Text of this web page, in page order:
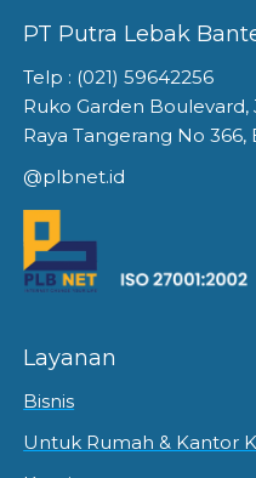
PT Putra Lebak
Telp : (021) 59642256
Ruko Garden Boulevard,
Raya Tangerang No 366,
@plbnet.id
Layanan
Bisnis
Untuk Rumah & Kantor